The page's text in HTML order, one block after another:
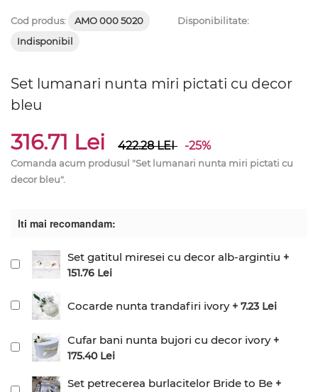
Cod produs: AMO 000 5020
Disponibilitate:
Indisponibil
Set lumanari nunta miri pictati cu decor
bleu
316.71 Lei 422.28LEI -25%
Comanda acum produsul "Set lumanari nunta miri pictati cu
decor bleu".
Iti mai recomandam:
Set gatitul miresei cu decor alb-argintiu +
151.76 Lei
Cocarde nunta trandafiri ivory+ 7.23 Lei
Cufar bani nunta bujori cu decor ivory+
175.40 Lei
Set petrecerea burlacitelor Bride to Be +